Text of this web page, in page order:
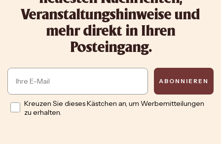
Veranstaltungshinweise und
mehr direkt in Ihren
Posteingang.
Email
ABONNIEREN
Opt inKreuzen Sie dieses Kästchen an, um Werbemitteilungen
zu erhalten.